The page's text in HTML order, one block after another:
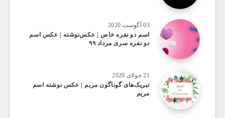
03 آگوست 2020
اسم دو نفره خاص | عکس‌نوشته | عکس اسم
دو نفره سری مرداد ۹۹
21 جولای 2020
تبریک‌های گوناگون مریم | عکس نوشته اسم
مریم